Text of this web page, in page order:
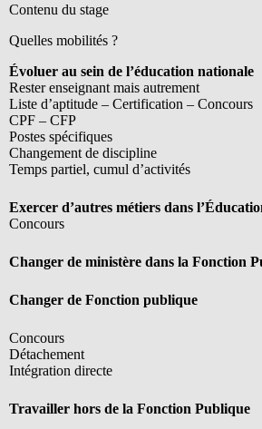
Contenu du stage
Quelles mobilités ?
Évoluer au sein de l’éducation nationale
Rester enseignant mais autrement
Liste d’aptitude – Certification – Concours
CPF – CFP
Postes spécifiques
Changement de discipline
Temps partiel, cumul d’activités
Exercer d’autres métiers dans
Concours
Changer de ministère dans la Fonction
Changer de Fonction publique
Concours
Détachement
Intégration directe
Travailler hors de la Fonction Publique